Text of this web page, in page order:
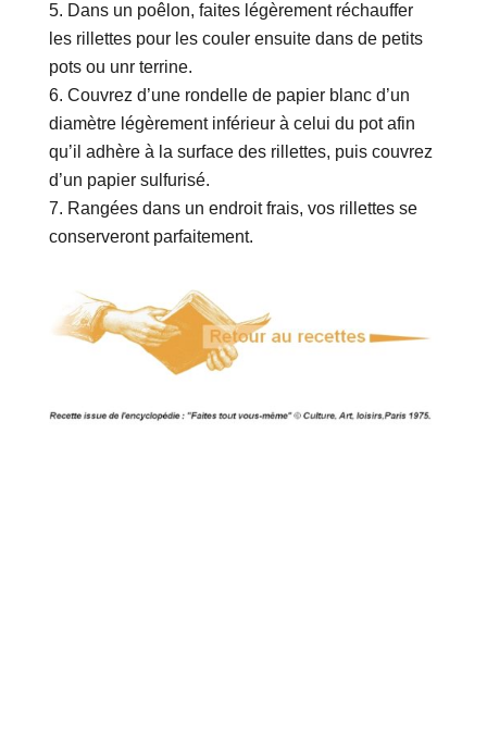
Dans un poêlon, faites légèrement réchauffer
les rillettes pour les couler ensuite dans de petits
pots ou unr terrine.
Couvrez d’une rondelle de papier blanc d’un
diamètre légèrement inférieur à celui du pot afin
qu’il adhère à la surface des rillettes, puis couvrez
d’un papier sulfurisé.
Rangées dans un endroit frais, vos rillettes se
conserveront parfaitement.